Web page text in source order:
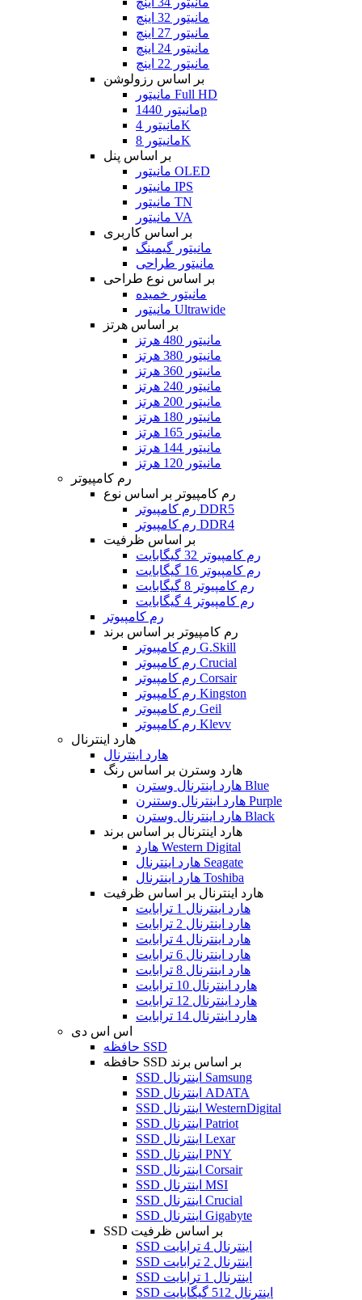
مانیتور 32 اینچ
مانیتور 27 اینچ
مانیتور 24 اینچ
مانیتور 22 اینچ
بر اساس رزولوشن
مانیتور Full HD
مانیتور 1440p
مانیتور 4K
مانیتور 8K
بر اساس پنل
مانیتور OLED
مانیتور IPS
مانیتور TN
مانیتور VA
بر اساس کاربری
مانیتور گیمینگ
مانیتور طراحی
بر اساس نوع طراحی
مانیتور خمیده
مانیتور Ultrawide
بر اساس هرتز
مانیتور 480 هرتز
مانیتور 380 هرتز
مانیتور 360 هرتز
مانیتور 240 هرتز
مانیتور 200 هرتز
مانیتور 180 هرتز
مانیتور 165 هرتز
مانیتور 144 هرتز
مانیتور 120 هرتز
رم کامپیوتر
رم کامپیوتر بر اساس نوع
رم کامپیوتر DDR5
رم کامپیوتر DDR4
بر اساس ظرفیت
رم کامپیوتر 32 گیگابایت
رم کامپیوتر 16 گیگابایت
رم کامپیوتر 8 گیگابایت
رم کامپیوتر 4 گیگابایت
رم کامپیوتر
رم کامپیوتر بر اساس برند
رم کامپیوتر G.Skill
رم کامپیوتر Crucial
رم کامپیوتر Corsair
رم کامپیوتر Kingston
رم کامپیوتر Geil
رم کامپیوتر Klevv
هارد اینترنال
هارد اینترنال
هارد وسترن بر اساس رنگ
هارد اینترنال وسترن Blue
هارد اینترنال وستنرن Purple
هارد اینترنال وسترن Black
هارد اینترنال بر اساس برند
هارد Western Digital
هارد اینترنال Seagate
هارد اینترنال Toshiba
هارد اینترنال بر اساس ظرفیت
هارد اینترنال 1 ترابایت
هارد اینترنال 2 ترابایت
هارد اینترنال 4 ترابایت
هارد اینترنال 6 ترابایت
هارد اینترنال 8 ترابایت
هارد اینترنال 10 ترابایت
هارد اینترنال 12 ترابایت
هارد اینترنال 14 ترابایت
اس اس دی
حافظه SSD
حافظه SSD بر اساس برند
SSD اینترنال Samsung
SSD اینترنال ADATA
SSD اینترنال WesternDigital
SSD اینترنال Patriot
SSD اینترنال Lexar
SSD اینترنال PNY
SSD اینترنال Corsair
SSD اینترنال MSI
SSD اینترنال Crucial
SSD اینترنال Gigabyte
SSD بر اساس ظرفیت
SSD اینترنال 4 ترابایت
SSD اینترنال 2 ترابایت
SSD اینترنال 1 ترابایت
SSD اینترنال 512 گیگابایت